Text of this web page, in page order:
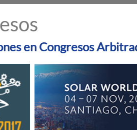
en Congresos